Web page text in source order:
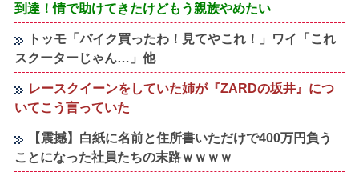
到達！情で助けてきたけどもう親族やめたい
トッモ「バイク買ったわ！見てやこれ！」ワイ「これ
スクーターじゃん…」他
レースクイーンをしていた姉が『ZARDの坂井』につ
いてこう言っていた
【震撼】白紙に名前と住所書いただけで400万円負う
ことになった社員たちの末路ｗｗｗｗ